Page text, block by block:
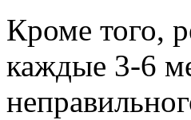
Кроме того,
каждые 3-6